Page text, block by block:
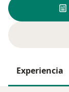
Experiencia